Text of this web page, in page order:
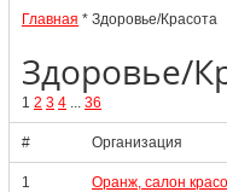
Главная * Здоровье/Красота
Здоровье/
1 2 3 4 ... 36
# Организация
1 Оранж, салон